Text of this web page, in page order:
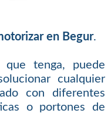
en Begur.
tenga, puede
cualquier
con diferentes
o portones de